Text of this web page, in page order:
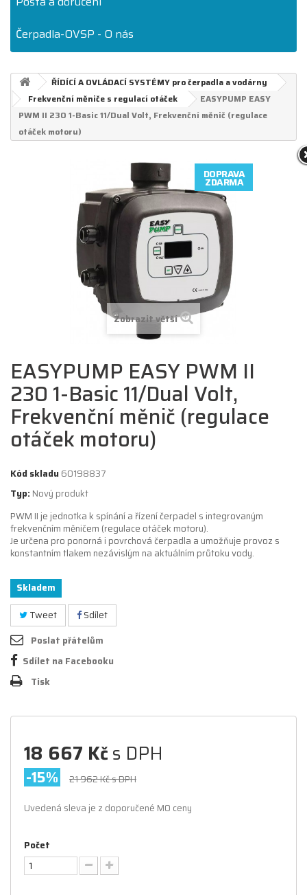
Čerpadla-OVSP - O nás
ŘÍDÍCÍ A OVLÁDACÍ SYSTÉMY pro čerpadla a vodárny
Frekvenční měniče s regulací otáček
EASYPUMP EASY
PWM II 230 1-Basic 11/Dual Volt, Frekvenční měnič (regulace
otáček motoru)
DOPRAVA
ZDARMA
Zobrazit větší
EASYPUMP EASY PWM II
230 1-Basic 11/Dual Volt,
Frekvenční měnič (regulace
otáček motoru)
Kód skladu 60198837
Typ: Nový produkt
PWM II je jednotka k spínání a řízení čerpadel s integrovaným
frekvenčním měničem (regulace otáček motoru).
Je určena pro ponorná i povrchová čerpadla a umožňuje provoz s
konstantním tlakem nezávislým na aktuálním průtoku vody.
Skladem
Tweet
Sdílet
Poslat přátelům
Sdílet na Facebooku
Tisk
18 667 Kčs DPH
-15% 21 962 Kčs DPH
Uvedená sleva je z doporučené MO ceny
Počet